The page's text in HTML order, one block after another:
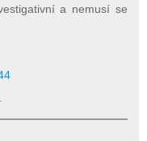
a nemusí se